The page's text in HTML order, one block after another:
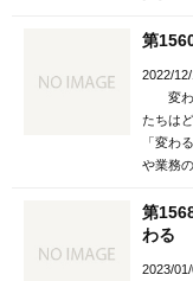
第
2022/
変わる
たちは
「変わ
や業務
第
わる
2023/